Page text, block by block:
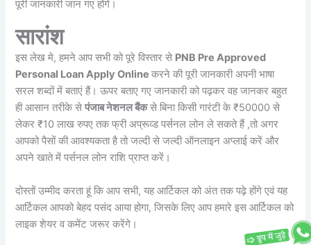
पूरी जानकारी जान गए होंगे।
सारांश
इस लेख मे, हमने आप सभी को पूरे विस्तार से PNB Pre Approved
Personal Loan Apply Onlineकरने की पूरी जानकारी अपनी भाषा
सरल शब्दों में बताएं हैं। ऊपर बताए गए जानकारी को पढ़कर वह जानकर बहुत
ही आसान तरीके सेपंजाब नेशनल बैंकसे बिना किसी गारंटी के ₹50000 से
लेकर ₹10 लाख रुपए तक फ्री अप्रूव्ड पर्सनल लोन ले सकते हैं ,तो अगर
आपको पैसों की आवश्यकता है तो जल्दी से जल्दी ऑनलाइन अप्लाई करें और
अपने खाते में पर्सनल लोन राशि प्राप्त करें।
दोस्तों उम्मीद करता हूं कि आप सभी, यह आर्टिकल को अंत तक पढ़े होंगे एवं यह
आर्टिकल आपको बेहद पसंद आया होगा, जिसके लिए आप हमारे इस आर्टिकल को
लाइक शेयर व कमेंट जरूर करेंगे।